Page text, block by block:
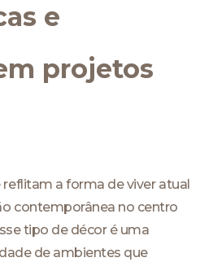
e
projetos
a forma de viver atual
contemporânea no centro
tipo de décor é uma
de ambientes que